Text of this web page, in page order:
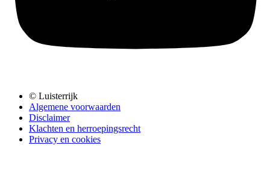
© Luisterrijk
Algemene voorwaarden
Disclaimer
Klachten en herroepingsrecht
Privacy en cookies